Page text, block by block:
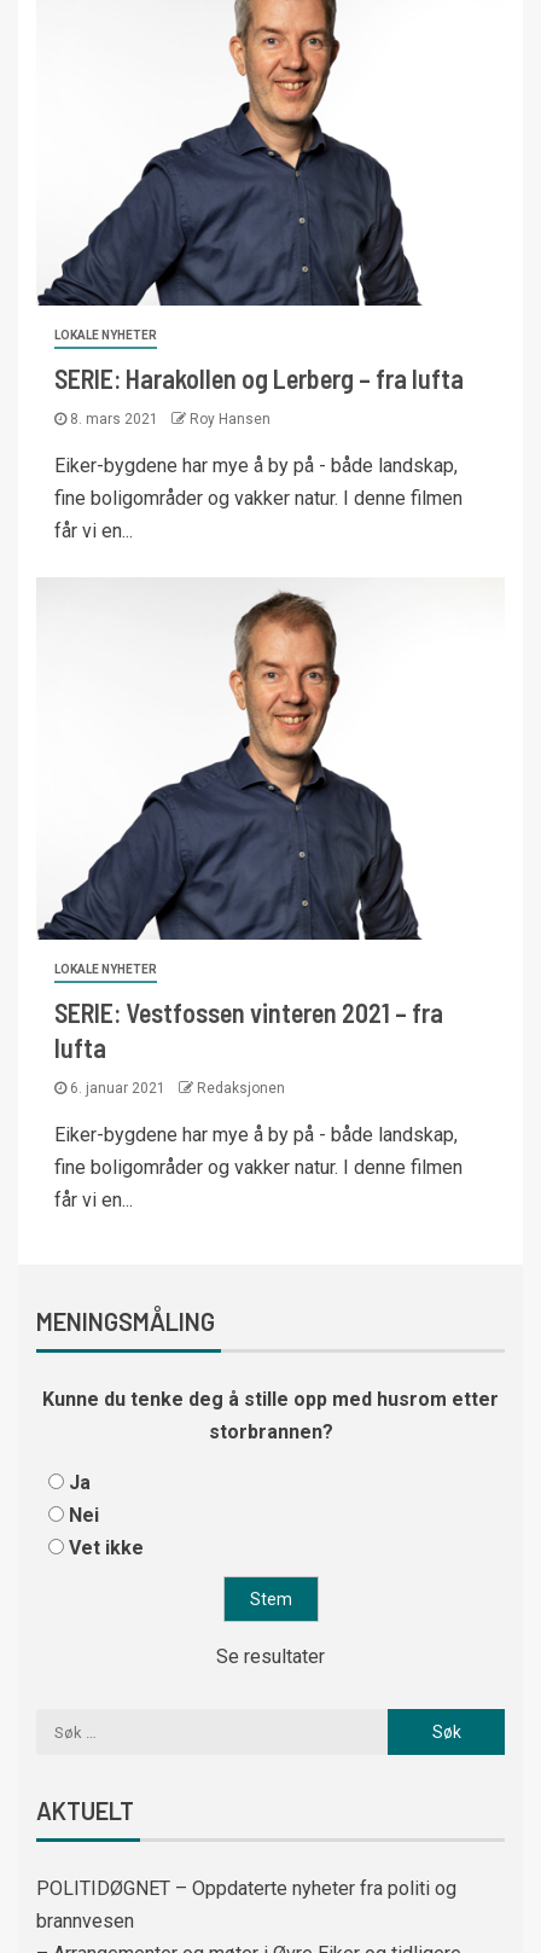
LOKALE NYHETER
SERIE: Harakollen og Lerberg – fra lufta
8. mars 2021 Roy Hansen
Eiker-bygdene har mye å by på - både landskap,
fine boligområder og vakker natur. I denne filmen
får vi en...
LOKALE NYHETER
SERIE: Vestfossen vinteren 2021 – fra
lufta
6. januar 2021 Redaksjonen
Eiker-bygdene har mye å by på - både landskap,
fine boligområder og vakker natur. I denne filmen
får vi en...
MENINGSMÅLING
Kunne du tenke deg å stille opp med husrom etter
storbrannen?
Ja
Nei
Vet ikke
Se resultater
AKTUELT
POLITIDØGNET – Oppdaterte nyheter fra politi og
brannvesen